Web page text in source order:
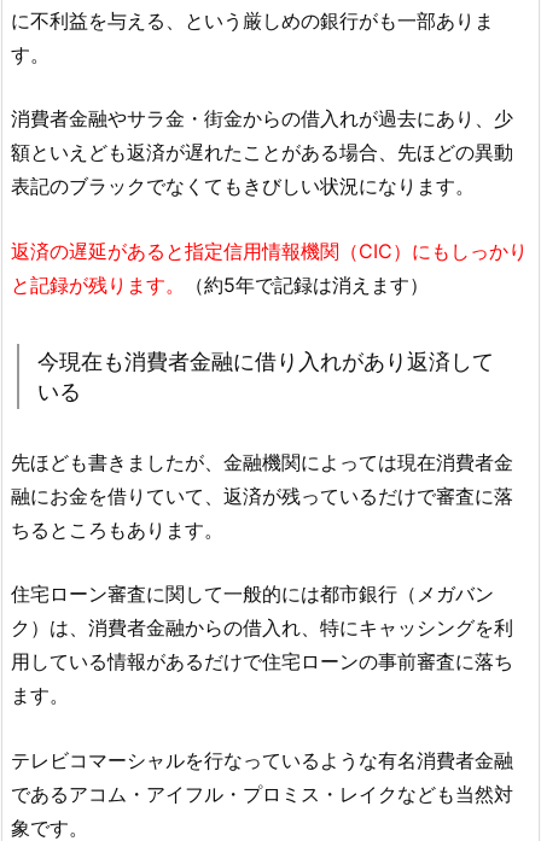
に不利益を与える、という厳しめの銀行がも一部ありま
す。
消費者金融やサラ金・街金からの借入れが過去にあり、少
額といえども返済が遅れたことがある場合、先ほどの異動
表記のブラックでなくてもきびしい状況になります。
返済の遅延があると指定信用情報機関（CIC）にもしっかり
と記録が残ります。
（約5年で記録は消えます）
今現在も消費者金融に借り入れがあり返済して
いる
先ほども書きましたが、金融機関によっては現在消費者金
融にお金を借りていて、返済が残っているだけで審査に落
ちるところもあります。
住宅ローン審査に関して一般的には都市銀行（メガバン
ク）は、消費者金融からの借入れ、特にキャッシングを利
用している情報があるだけで住宅ローンの事前審査に落ち
ます。
テレビコマーシャルを行なっているような有名消費者金融
であるアコム・アイフル・プロミス・レイクなども当然対
象です。